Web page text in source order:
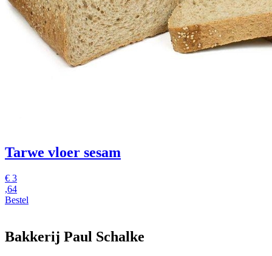
Tarwe vloer sesam
€ 3
,64
Bestel
Bakkerij Paul Schalke